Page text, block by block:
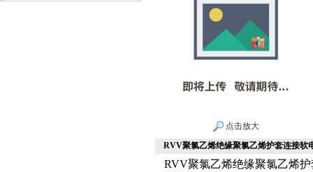
点击放大
RVV聚氯乙烯绝缘聚氯乙烯护套连接软
RVV聚氯乙烯绝缘聚氯乙烯